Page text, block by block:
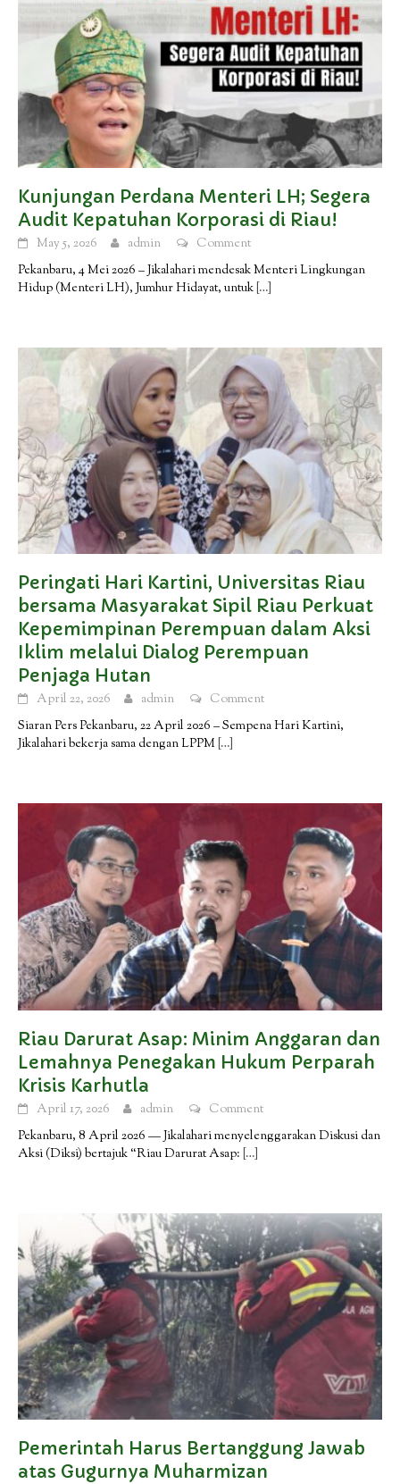
Kunjungan Perdana Menteri LH; Segera
Audit Kepatuhan Korporasi di Riau!
May 5, 2026 admin
Comment
Pekanbaru, 4 Mei 2026 – Jikalahari mendesak Menteri Lingkungan
Hidup (Menteri LH), Jumhur Hidayat, untuk […]
Peringati Hari Kartini, Universitas Riau
bersama Masyarakat Sipil Riau Perkuat
Kepemimpinan Perempuan dalam Aksi
Iklim melalui Dialog Perempuan
Penjaga Hutan
April 22, 2026 admin
Comment
Siaran Pers Pekanbaru, 22 April 2026 – Sempena Hari Kartini,
Jikalahari bekerja sama dengan LPPM […]
Riau Darurat Asap: Minim Anggaran dan
Lemahnya Penegakan Hukum Perparah
Krisis Karhutla
April 17, 2026 admin
Comment
Pekanbaru, 8 April 2026 — Jikalahari menyelenggarakan Diskusi dan
Aksi (Diksi) bertajuk “Riau Darurat Asap: […]
Pemerintah Harus Bertanggung Jawab
atas Gugurnya Muharmizan